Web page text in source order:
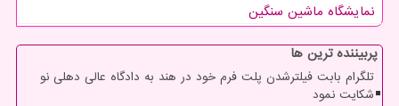
نمایشگاه ماشین سنگین
پربیننده ترین ها
تلگرام بابت فیلترشدن پلت فرم خود در هند به دادگاه عالی دهلی نو
شکایت نمود